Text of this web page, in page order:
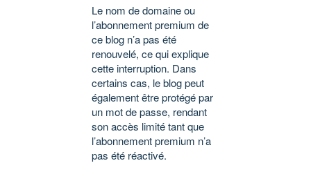
Le nom de domaine ou
l’abonnement premium de
ce blog n’a pas été
renouvelé, ce qui explique
cette interruption. Dans
certains cas, le blog peut
également être protégé par
un mot de passe, rendant
son accès limité tant que
l’abonnement premium n’a
pas été réactivé.